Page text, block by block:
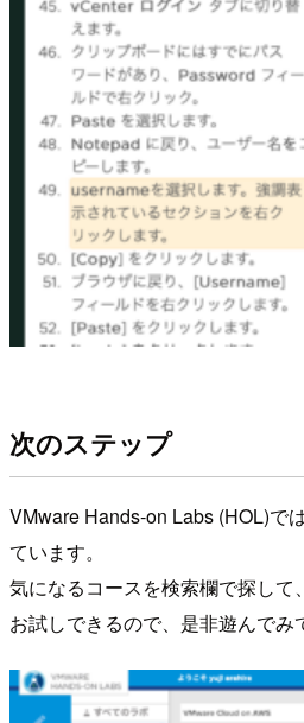
次のステップ
VMware Hands-on Labs (HOL)で
ています。
気になるコースを検索欄で探して
お試しできるので、是非遊んでみ